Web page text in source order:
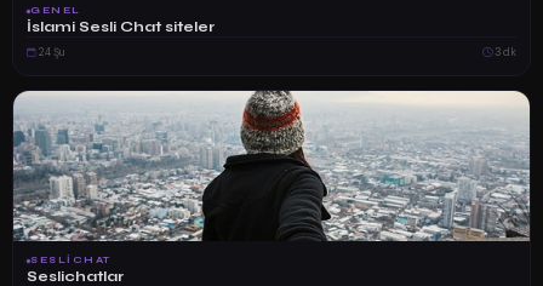
GENEL
İslami Sesli Chat siteler
24 Şu 3 dk
SESLICHAT
Seslichatlar